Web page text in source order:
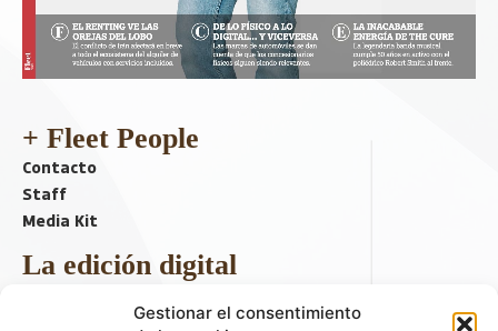
Gestionar el consentimiento
+ Fleet People
Contacto
Staff
Media Kit
La edición digital
Descargar último ejemplar